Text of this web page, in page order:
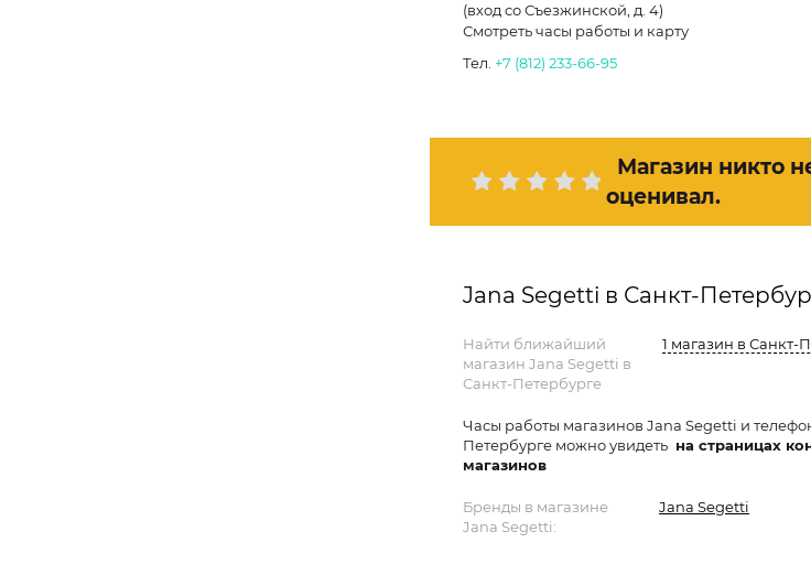
(вход со Съезжинской, д. 4)
Смотреть часы работы и карту
Тел. +7 (812) 233-66-95
Магазин никто
оценивал.
Jana Segetti в Санкт-
Найти ближайший
магазин Jana Segetti в
Санкт-Петербурге
1 магазин в Санкт-
Часы работы магазинов Jana Segetti и
Петербурге можно увидеть на страницах
магазинов
Бренды в магазине
Jana Segetti:
Jana Segetti